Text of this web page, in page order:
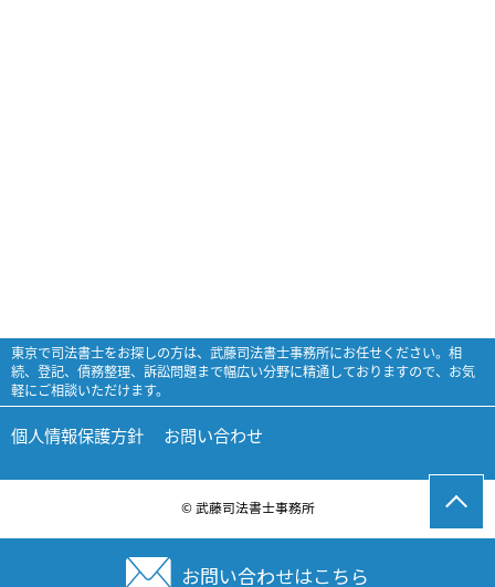
お問い合わせはこちら
東京で司法書士をお探しの方は、武藤司法書士事務所にお任せください。相
続、登記、債務整理、訴訟問題まで幅広い分野に精通しておりますので、お気
軽にご相談いただけます。
個人情報保護方針 お問い合わせ
© 武藤司法書士事務所